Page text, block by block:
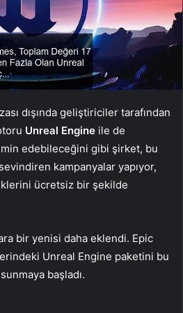
dışında geliştiriciler tarafından
Unreal Engine ile de
edebileceğini gibi şirket, bu
kampanyalar yapıyor,
ücretsiz bir şekilde
bir yenisi daha eklendi. Epic
Unreal Engine paketini bu
başladı.